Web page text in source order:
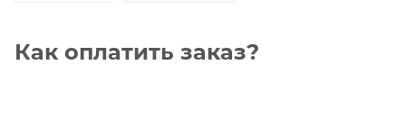
Как оплатить заказ?